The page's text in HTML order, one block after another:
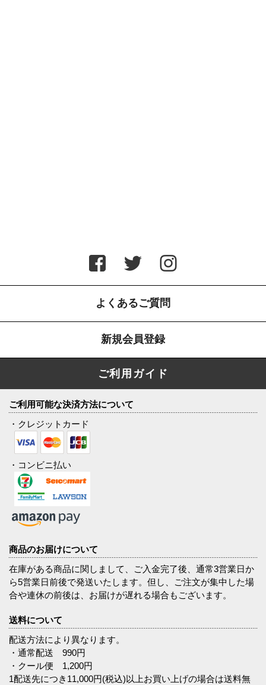
よくあるご質問
新規会員登録
ご利用ガイド
ご利用可能な決済方法について
・クレジットカード
・コンビニ払い
商品のお届けについて
在庫がある商品に関しまして、ご入金完了後、通常3営業日か
ら5営業日前後で発送いたします。但し、ご注文が集中した場
合や連休の前後は、お届けが遅れる場合もございます。
送料について
配送方法により異なります。
・通常配送 990円
・クール便 1,200円
1配送先につき11,000円(税込)以上お買い上げの場合は送料無